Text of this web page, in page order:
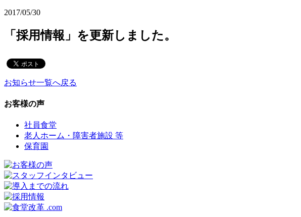
2017/05/30
「採用情報」を更新しました。
お知らせ一覧へ戻る
お客様の声
社員食堂
老人ホーム・障害者施設 等
保育園